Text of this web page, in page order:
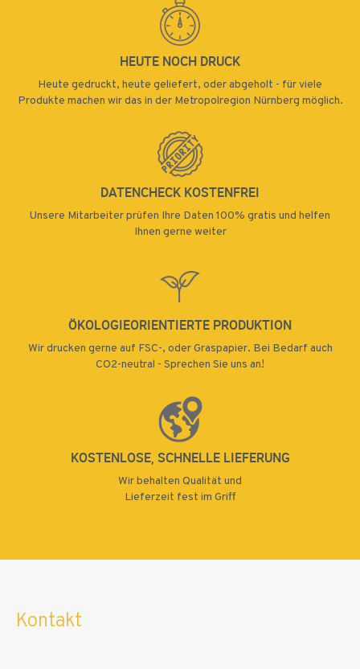
HEUTE NOCH DRUCK
Heute gedruckt, heute geliefert, oder abgeholt - für viele
Produkte machen wir das in der Metropolregion Nürnberg möglich.
DATENCHECK KOSTENFREI
Unsere Mitarbeiter prüfen Ihre Daten 100% gratis und helfen
Ihnen gerne weiter
ÖKOLOGIEORIENTIERTE PRODUKTION
Wir drucken gerne auf FSC-, oder Graspapier. Bei Bedarf auch
CO2-neutral - Sprechen Sie uns an!
KOSTENLOSE, SCHNELLE LIEFERUNG
Wir behalten Qualität und
Lieferzeit fest im Griff
Kontakt